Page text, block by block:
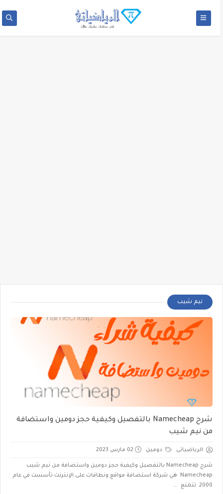
نيم شيب
شرح Namecheap بالتفصيل وكيفية حجز دومين واستضافة
من نيم شيب
الرياضياتى دومين 02 مارس 2023
شرح Namecheap بالتفصيل وكيفية حجز دومين واستضافة من نيم شيب
Namecheap هي شركة استضافة مواقع ونطاقات على الإنترنت تأسست في عام
2000. تتمتع ...